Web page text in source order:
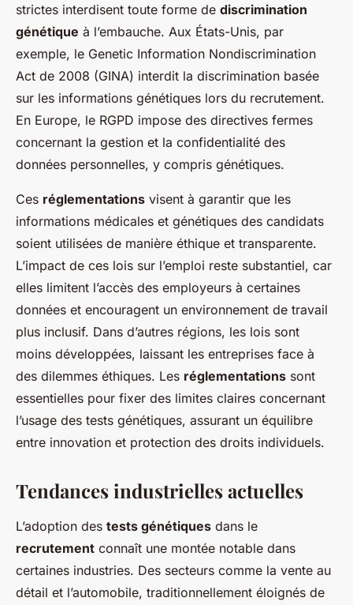
strictes interdisent toute forme de discrimination
génétique à l’embauche. Aux États-Unis, par
exemple, le Genetic Information Nondiscrimination
Act de 2008 (GINA) interdit la discrimination basée
sur les informations génétiques lors du recrutement.
En Europe, le RGPD impose des directives fermes
concernant la gestion et la confidentialité des
données personnelles, y compris génétiques.
Ces réglementations visent à garantir que les
informations médicales et génétiques des candidats
soient utilisées de manière éthique et transparente.
L’impact de ces lois sur l’emploi reste substantiel, car
elles limitent l’accès des employeurs à certaines
données et encouragent un environnement de travail
plus inclusif. Dans d’autres régions, les lois sont
moins développées, laissant les entreprises face à
des dilemmes éthiques. Les réglementations sont
essentielles pour fixer des limites claires concernant
l’usage des tests génétiques, assurant un équilibre
entre innovation et protection des droits individuels.
Tendances industrielles actuelles
L’adoption des tests génétiques dans le
recrutement connaît une montée notable dans
certaines industries. Des secteurs comme la vente au
détail et l’automobile, traditionnellement éloignés de